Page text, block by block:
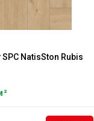
NatisSton Rubis